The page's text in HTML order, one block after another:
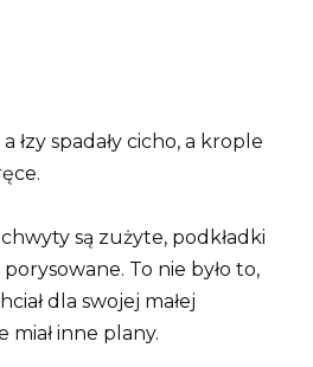
łzy spadały cicho, a krople
są zużyte, podkładki
To nie było to,
dla swojej małej
miał inne plany.